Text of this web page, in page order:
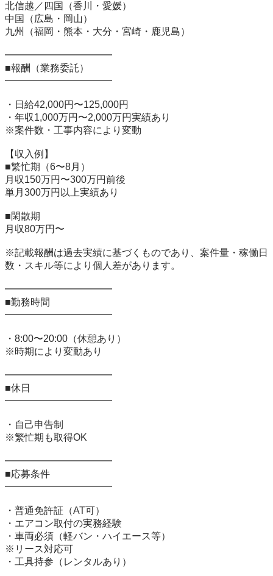
北信越／四国（香川・愛媛）
中国（広島・岡山）
九州（福岡・熊本・大分・宮崎・鹿児島）
━━━━━━━━━━━
■報酬（業務委託）
━━━━━━━━━━━
・日給42,000円〜125,000円
・年収1,000万円〜2,000万円実績あり
※案件数・工事内容により変動
【収入例】
■繁忙期（6〜8月）
月収150万円〜300万円前後
単月300万円以上実績あり
■閑散期
月収80万円〜
※記載報酬は過去実績に基づくものであり、案件量・稼働日
数・スキル等により個人差があります。
━━━━━━━━━━━
■勤務時間
━━━━━━━━━━━
・8:00〜20:00（休憩あり）
※時期により変動あり
━━━━━━━━━━━
■休日
━━━━━━━━━━━
・自己申告制
※繁忙期も取得OK
━━━━━━━━━━━
■応募条件
━━━━━━━━━━━
・普通免許証（AT可）
・エアコン取付の実務経験
・車両必須（軽バン・ハイエース等）
※リース対応可
・工具持参（レンタルあり）